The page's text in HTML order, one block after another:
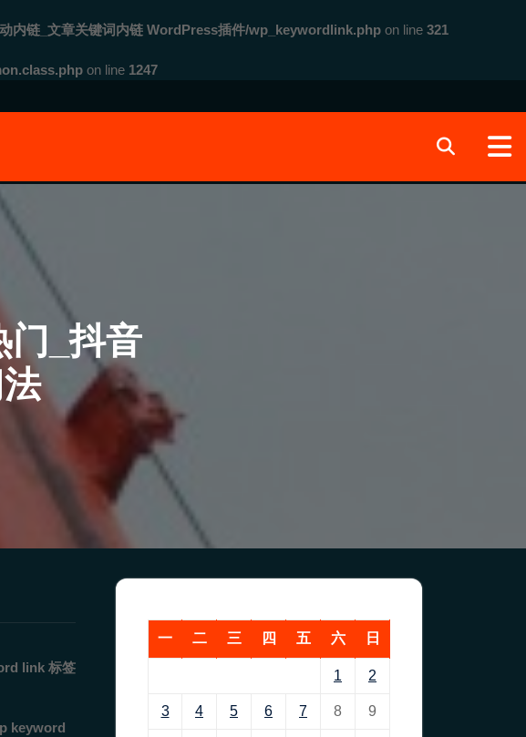
链_文章关键词内链 WordPress插件/wp_keywordlink.php on line 321
on line 1247
门_抖音
link 标签
keyword
一 二 三 四 五 六 日
1 2
3 4 5 6 7 8 9